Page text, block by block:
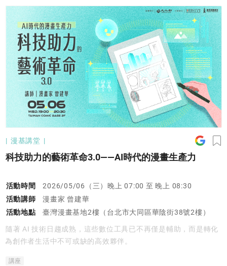
態，實現更長久的創作生涯。
漫基講堂
科技助力的藝術革命3.0——AI時代的漫畫生產力
活動時間
2026/05/06（三）晚上 07:00 至 晚上 08:30
活動講師
漫畫家 曾建華
活動地點
臺灣漫畫基地2樓（台北市大同區華陰街38號2樓）
隨著 AI 技術日趨成熟，這些數位工具已不再僅是輔助，而是轉化
為創作者生活中不可或缺的高效夥伴。
講座